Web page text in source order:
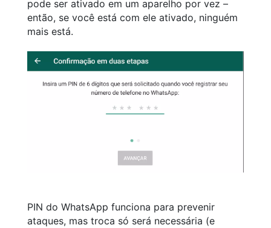
pode ser ativado em um aparelho por vez –
então, se você está com ele ativado, ninguém
mais está.
PIN do WhatsApp funciona para prevenir
ataques, mas troca só será necessária (e